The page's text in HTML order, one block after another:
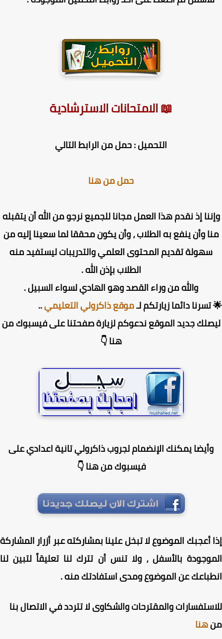
📖 الامتحانات الاسترشادية
التحميل : حمل من الرابط التالي
حمل من هنا
إذ نقدم هذا العمل مجانا للجميع نرجو من الله أن يتقبله
وأن ينفع به الطلاب ، وأن يكون محققا لما سعينا إليه من
سهولة تقديم المحتوى العلمي والتدريبات ليستفيد منه
الطلاب بإذن الله .
والله من وراء القصد وهو الهادي لسواء السبيل .
دائما زيارتكم لـموقع ذاكرولي التعليمي..
جديد الموقع ندعوكم لزيارة صفحتنا على فيسبوك من
هنا 👇
وأيضا يمكنك الإنضمام لجروب ذاكرولي تانية اعدادي على
فيسبوك من هنا 👇
أعجبك الموضوع لا تبخل علينا بمشاركته عبر أزرار المشاركة
بالأسفل ، ولا تنس أن تترك لنا تعليقاً لتبين لنا
عن الموضوع ومدى استفادتك منه .
والمقترحات والشكاوى لا تتردد في الاتصال بنا
هنا